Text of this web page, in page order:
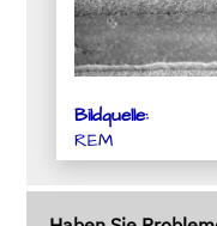
Bildquelle:
REM